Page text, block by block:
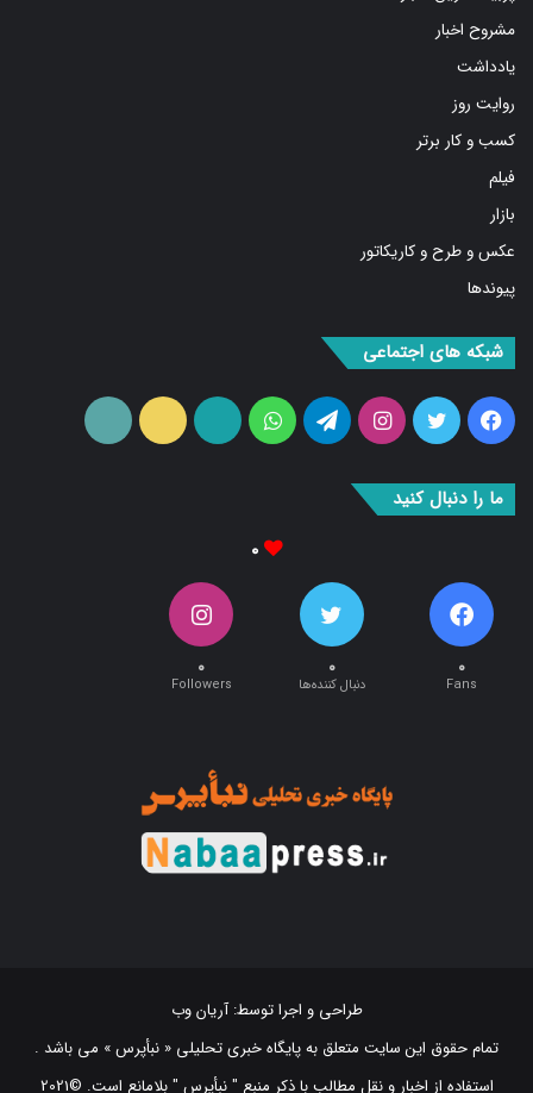
مشروح اخبار
یادداشت
روایت روز
کسب و کار برتر
فیلم
بازار
عکس و طرح و کاریکاتور
پیوندها
شبکه های اجتماعی
فیس
توییتر اینستاگرامتلگرام واتس
آپارات ایتا
ما را دنبال کنید
۰
۰
Fans
۰
دنبال کننده‌ها
۰
Followers
طراحی و اجرا توسط:آریان وب
تمام حقوق این سایت متعلق به پایگاه خبری تحلیلی « نبأپرس » می باشد .
استفاده از اخبار و نقل مطالب با ذکر منبع "‌ نبأپرس " بلامانع است. ©2021